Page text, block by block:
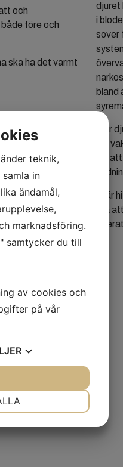
och
före och
ska ha det varmt
är stolta att våra
VI
djuret
i
sover
bland
När
att
för
Här
bra
teknik,
in
ändamål,
marknadsföring.
samtycker du till
av cookies och
på vår